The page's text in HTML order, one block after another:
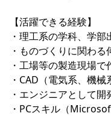
【活躍できる経験】
・理工系の学科、学部
・ものづくりに関わ
・工場等の製造現場
・CAD（電気系、機
・エンジニアとして
・PCスキル（